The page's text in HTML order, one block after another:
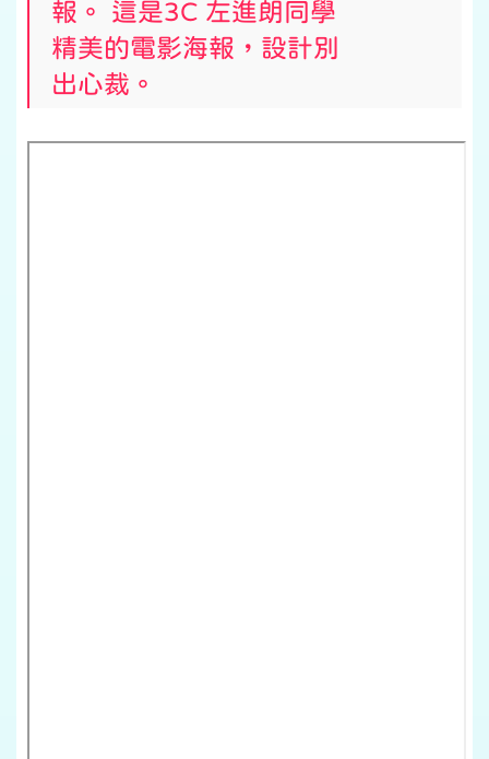
報。 這是3C 左進朗同學
精美的電影海報，設計別
出心裁。